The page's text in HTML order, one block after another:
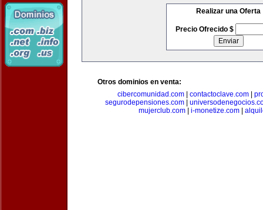
Realizar una Oferta
Precio Ofrecido $
Otros dominios en venta:
cibercomunidad.com
contactoclave.com
segurodepensiones.com
mujerclub.com
i-monetize.com